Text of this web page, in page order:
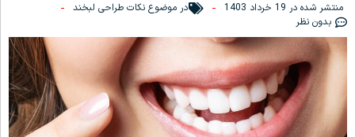
منتشر شده در 19 خرداد 1403 در موضوع نکات طراحی لبخند
بدون نظر